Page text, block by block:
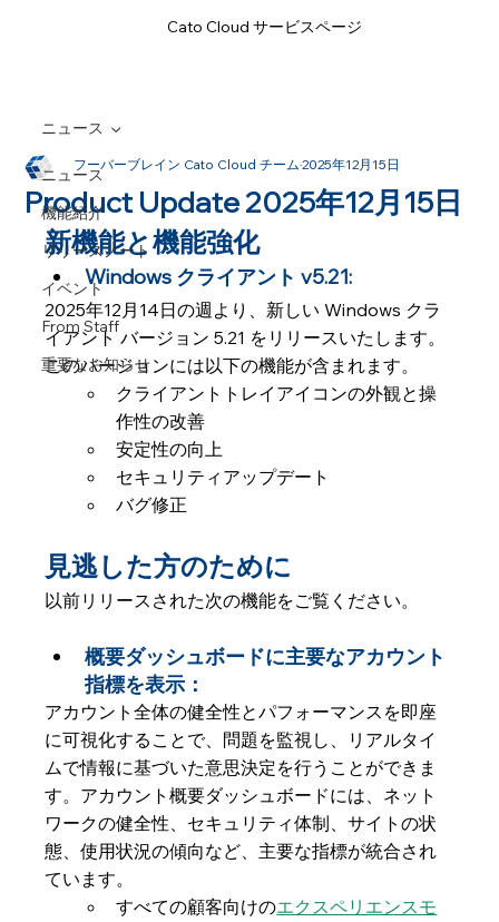
Cato Cloud サービスページ
ニュース
機能紹介
リリースノート
イベント
From Staff
重要なお知らせ
ニュース
Product Update 2025年12月15日
フーバーブレイン Cato Cloud チーム2025年12月15日
新機能と機能強化
Windows クライアント v5.21:
2025年12月14日の週より、新しい Windows クラ
イアント バージョン 5.21 をリリースいたします。
このバージョンには以下の機能が含まれます。
クライアントトレイアイコンの外観と操
作性の改善
安定性の向上
セキュリティアップデート
バグ修正
見逃した方のために
以前リリースされた次の機能をご覧ください。
概要ダッシュボードに主要なアカウント
指標を表示：
アカウント全体の健全性とパフォーマンスを即座
に可視化することで、問題を監視し、リアルタイ
ムで情報に基づいた意思決定を行うことができま
す。アカウント概要ダッシュボードには、ネット
ワークの健全性、セキュリティ体制、サイトの状
態、使用状況の傾向など、主要な指標が統合され
ています。
すべての顧客向けのエクスペリエンスモ